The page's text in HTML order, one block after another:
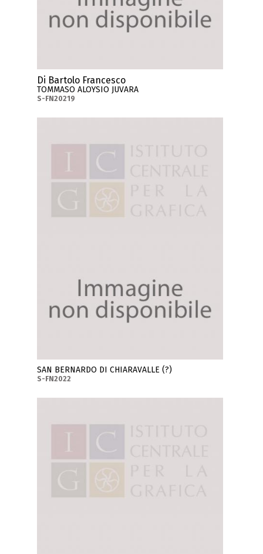
Di Bartolo Francesco
TOMMASO ALOYSIO JUVARA
S-FN20219
SAN BERNARDO DI CHIARAVALLE (?)
S-FN2022